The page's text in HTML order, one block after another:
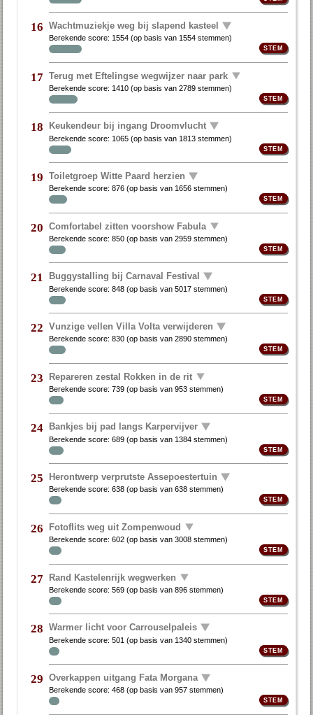
16 Wachtmuziekje weg bij slapend kasteel
Berekende score: 1554 (op basis van 1554 stemmen)
17 Terug met Eftelingse wegwijzer naar park
Berekende score: 1410 (op basis van2789 stemmen)
18 Keukendeur bij ingang Droomvlucht
Berekende score: 1065 (op basis van 1813 stemmen)
19 Toiletgroep Witte Paard herzien
Berekende score:876 (op basis van 1656 stemmen)
20 Comfortabel zitten voorshow Fabula
Berekende score:850 (op basis van2959 stemmen)
21 Buggystalling bij Carnaval Festival
Berekende score:848 (op basis van5017 stemmen)
22 Vunzige vellen Villa Volta verwijderen
Berekende score:830 (op basis van2890 stemmen)
23 Repareren zestal Rokken in de rit
Berekende score:739 (op basis van953 stemmen)
24 Bankjes bij pad langs Karpervijver
Berekende score:689 (op basis van 1384 stemmen)
25 Herontwerp verprutste Assepoestertuin
Berekende score:638 (op basis van638 stemmen)
26 Fotoflits weg uit Zompenwoud
Berekende score:602 (op basis van3008 stemmen)
27 Rand Kastelenrijk wegwerken
Berekende score:569 (op basis van896 stemmen)
28 Warmer licht voor Carrouselpaleis
Berekende score:501 (op basis van 1340 stemmen)
29 Overkappen uitgang Fata Morgana
Berekende score:468 (op basis van957 stemmen)